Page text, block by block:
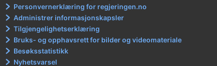
Personvernerklæring for regjeringen.no
Administrer informasjonskapsler
Tilgjengelighetserklæring
Bruks- og opphavsrett for bilder og videomateriale
Besøksstatistikk
Nyhetsvarsel